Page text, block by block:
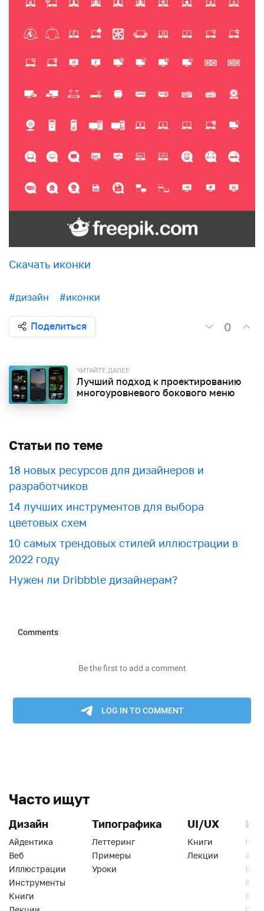
Скачать иконки
#дизайн #иконки
Поделиться 0
ЧИТАЙТЕ ДАЛЕЕ
Лучший подход к проектированию
многоуровневого бокового меню
Статьи по теме
18 новых ресурсов для дизайнеров и
разработчиков
​​14 лучших инструментов для выбора
цветовых схем
10 самых трендовых стилей иллюстрации в
2022 году
Нужен ли Dribbble дизайнерам?
Часто ищут
Дизайн
Айдентика
Веб
Иллюстрации
Инструменты
Книги
Типографика
Леттеринг
Примеры
Уроки
UI/UX
Книги
Лекции
Веб